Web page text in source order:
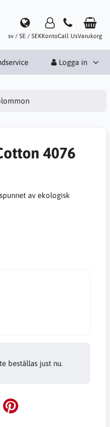
sv / SE / SEKKontoCall UsVarukorg
Logga in
4076
av ekologisk
beställas just nu.